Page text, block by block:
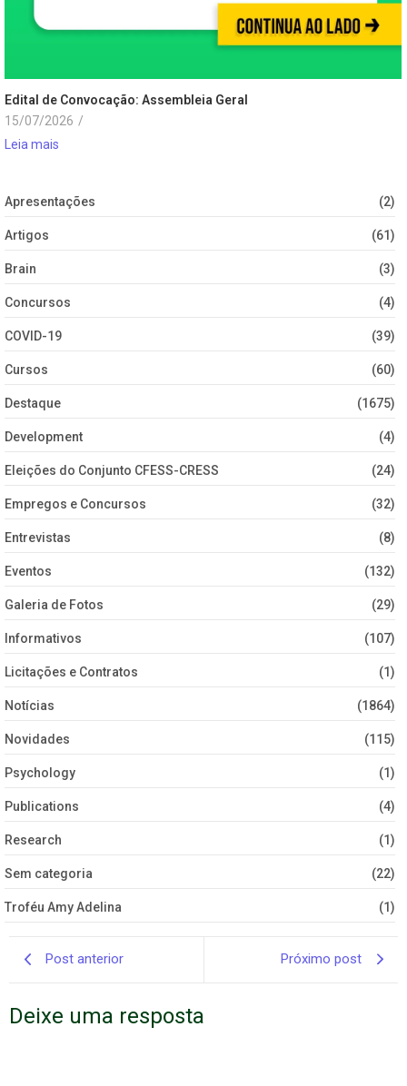
Edital de Convocação: Assembleia Geral
15/07/2026 /
Leia mais
Apresentações (2)
Artigos (61)
Brain (3)
Concursos (4)
COVID-19 (39)
Cursos (60)
Destaque (1675)
Development (4)
Eleições do Conjunto CFESS-CRESS (24)
Empregos e Concursos (32)
Entrevistas (8)
Eventos (132)
Galeria de Fotos (29)
Informativos (107)
Licitações e Contratos (1)
Notícias (1864)
Novidades (115)
Psychology (1)
Publications (4)
Research (1)
Sem categoria (22)
Troféu Amy Adelina (1)
Post anterior Próximo post
Deixe uma resposta